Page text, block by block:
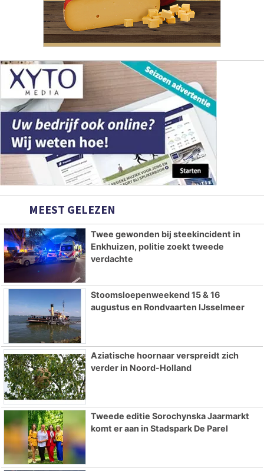
MEEST GELEZEN
Twee gewonden bij steekincident in
Enkhuizen, politie zoekt tweede
verdachte
Stoomsloepenweekend 15 & 16
augustus en Rondvaarten IJsselmeer
Aziatische hoornaar verspreidt zich
verder in Noord-Holland
Tweede editie Sorochynska Jaarmarkt
komt er aan in Stadspark De Parel